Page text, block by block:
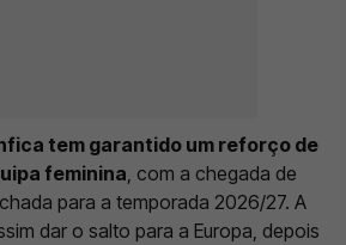
tem garantido um reforço de
feminina, com a chegada de
para a temporada 2026/27. A
dar o salto para a Europa, depois